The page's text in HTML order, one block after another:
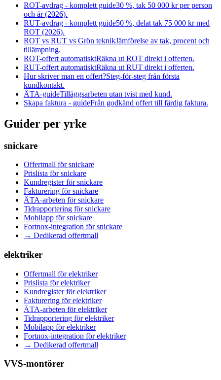
ROT-avdrag - komplett guide30 %, tak 50 000 kr per person
och år (2026).
RUT-avdrag - komplett guide50 %, delat tak 75 000 kr med
ROT (2026).
ROT vs RUT vs Grön teknikJämförelse av tak, procent och
tillämpning.
ROT-offert automatisktRäkna ut ROT direkt i offerten.
RUT-offert automatisktRäkna ut RUT direkt i offerten.
Hur skriver man en offert?Steg-för-steg från första
kundkontakt.
ÄTA-guideTilläggsarbeten utan tvist med kund.
Skapa faktura - guideFrån godkänd offert till färdig faktura.
Guider per yrke
snickare
Offertmall försnickare
Prislista försnickare
Kundregister försnickare
Fakturering försnickare
ÄTA-arbeten försnickare
Tidrapportering försnickare
Mobilapp försnickare
Fortnox-integration försnickare
→ Dedikerad offertmall
elektriker
Offertmall förelektriker
Prislista förelektriker
Kundregister förelektriker
Fakturering förelektriker
ÄTA-arbeten förelektriker
Tidrapportering förelektriker
Mobilapp förelektriker
Fortnox-integration förelektriker
→ Dedikerad offertmall
VVS-montörer